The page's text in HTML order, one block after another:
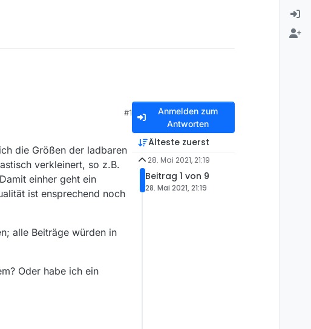
#1
die Größen der ladbaren
verkleinert, so z.B.
einher geht ein
ist ensprechend noch
alle Beiträge würden in
Oder habe ich ein
Anmelden zum
Antworten
Älteste zuerst
28. Mai 2021, 21:19
Beitrag 1 von 9
28. Mai 2021, 21:19